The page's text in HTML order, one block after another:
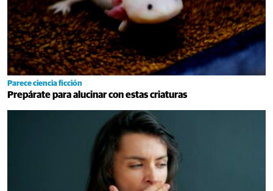
Parece ciencia ficción
Prepárate para alucinar con estas criaturas